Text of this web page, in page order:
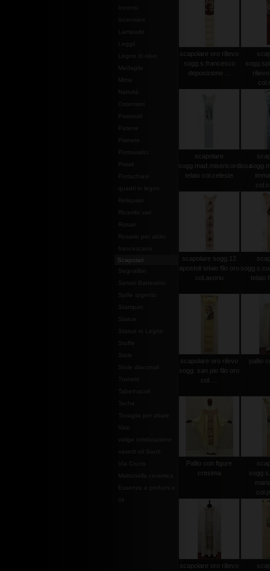
Leggii
Legno di olivo
Medaglie
Mitrie
Natività
Ostensori
Pastorali
Patene
Pianete
Portaviatici
Piviali
Portachiavi
quadri in legno
Reliquiari
Ricambi vari
Rosari
Rosario per abito
francescano
Scapolari
Segnalibri
Servizi Battesimo
Spille argento
Stampati
Statue
Statue in Legno
Stoffe
Stole
Stole diaconali
Tabernacoli
valige celebrazione
Mattonella ceramica
Essenze e profumi e
scapolare oro rilievo
sogg.s.francesco
deposizione ...
scapolare
sogg.mad.misericordiosa
telaio col.celeste
scapolare sogg.12
apostoli telaio filo oro
col.avorio
telaio
scapolare oro rilevo
sogg. san pio filo oro
col. ...
pallio
Pallio con figure
cresima
scapolare oro rilievo